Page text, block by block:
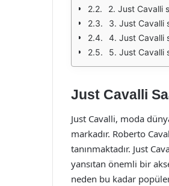
2. Just Cavalli
3. Just Cavalli
4. Just Cavalli
5. Just Cavalli
Just Cavalli
Just Cavalli, moda
markadır. Roberto
tanınmaktadır. Just
yansıtan önemli bir
neden bu kadar